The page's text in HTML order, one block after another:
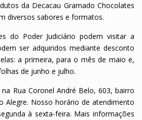
da Decacau Gramado Chocolates
diversos sabores e formatos.
do Poder Judiciário podem visitar a
ser adquiridos mediante desconto
a primeira, para o mês de maio e,
de junho e julho.
Rua Coronel André Belo, 603, bairro
Alegre. Nosso horário de atendimento
à sexta-feira. Mais informações